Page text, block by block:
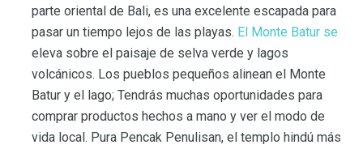
parte oriental de Bali, es una excelente escapada para
pasar un tiempo lejos de las playas. El Monte Batur se
eleva sobre el paisaje de selva verde y lagos
volcánicos. Los pueblos pequeños alinean el Monte
Batur y el lago; Tendrás muchas oportunidades para
comprar productos hechos a mano y ver el modo de
vida local. Pura Pencak Penulisan, el templo hindú más